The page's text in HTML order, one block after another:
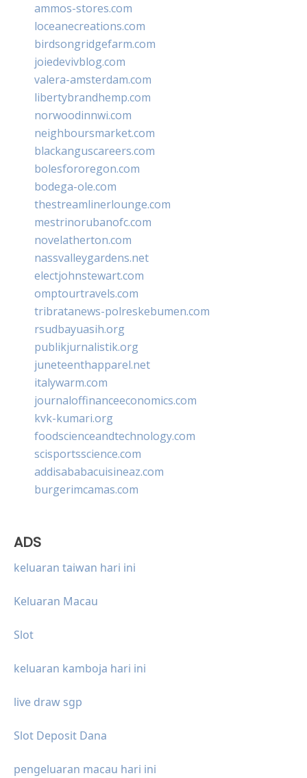
ammos-stores.com
loceanecreations.com
birdsongridgefarm.com
joiedevivblog.com
valera-amsterdam.com
libertybrandhemp.com
norwoodinnwi.com
neighboursmarket.com
blackanguscareers.com
bolesfororegon.com
bodega-ole.com
thestreamlinerlounge.com
mestrinorubanofc.com
novelatherton.com
nassvalleygardens.net
electjohnstewart.com
omptourtravels.com
tribratanews-polreskebumen.com
rsudbayuasih.org
publikjurnalistik.org
juneteenthapparel.net
italywarm.com
journaloffinanceeconomics.com
kvk-kumari.org
foodscienceandtechnology.com
scisportsscience.com
addisababacuisineaz.com
burgerimcamas.com
ADS
keluaran taiwan hari ini
Keluaran Macau
Slot
keluaran kamboja hari ini
live draw sgp
Slot Deposit Dana
pengeluaran macau hari ini